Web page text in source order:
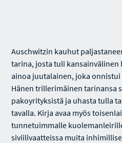
Auschwitzin kauhut
tarina, josta tuli kansainvälinen
ainoa juutalainen, joka
Hänen trillerimäinen tarinansa
pakoyrityksistä ja uhasta tulla
tavalla. Kirja avaa myös
tunnetuimmalle
siviilivaatteissa muita